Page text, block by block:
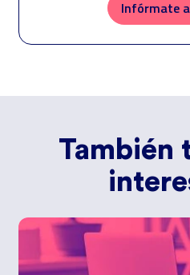
hacerle llegar la mejor oferta de
petición. Quedan reconocidos los
Privacidad.
Infórmate
También